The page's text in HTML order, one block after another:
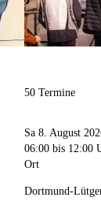
50 Termine
Sa 8. August
06:00bis 12:00
Ort
Dortmund-